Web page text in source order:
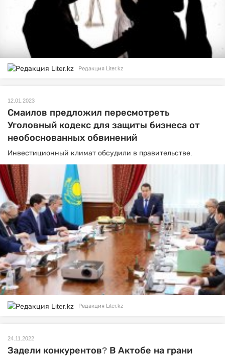
Редакция Liter.kz
12.01.2023
Смаилов предложил пересмотреть
Уголовный кодекс для защиты бизнеса от
необоснованных обвинений
Инвестиционный климат обсудили в правительстве.
Редакция Liter.kz
24.11.2022
Задели конкурентов? В Актобе на грани